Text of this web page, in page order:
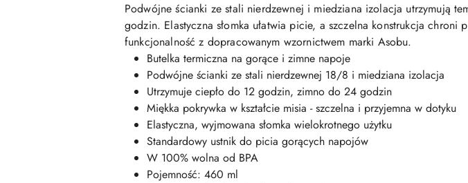
Podwójne ścianki ze stali nierdzewnej i miedziana izolacja utrzymują
godzin. Elastyczna słomka ułatwia picie, a szczelna konstrukcja chroni
funkcjonalność z dopracowanym wzornictwem marki Asobu.
Butelka termiczna na gorące i zimne napoje
Podwójne ścianki ze stali nierdzewnej 18/8 i miedziana izolacja
Utrzymuje ciepło do 12 godzin, zimno do 24 godzin
Miękka pokrywka w kształcie misia - szczelna i przyjemna w dotyku
Elastyczna, wyjmowana słomka wielokrotnego użytku
Standardowy ustnik do picia gorących napojów
W 100% wolna od BPA
Pojemność: 460 ml